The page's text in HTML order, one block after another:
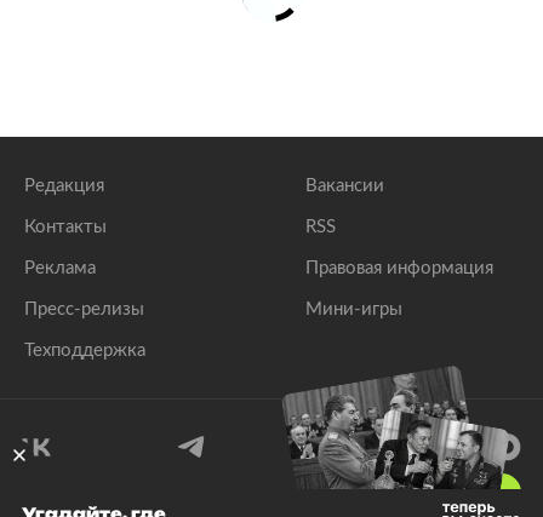
Редакция
Контакты
Реклама
Пресс-релизы
Техподдержка
Вакансии
RSS
Правовая информация
Мини-игры